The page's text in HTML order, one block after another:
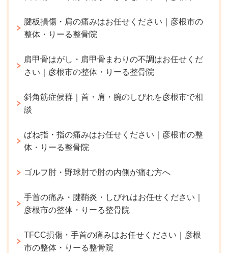
腱板損傷・肩の痛みはお任せください｜彦根市の
整体・りーる整骨院
肩甲骨はがし・肩甲骨まわりの不調はお任せくだ
さい｜彦根市の整体・りーる整骨院
斜角筋症候群｜首・肩・腕のしびれを彦根市で相
談
ばね指・指の痛みはお任せください｜彦根市の整
体・りーる整骨院
ゴルフ肘・野球肘で肘の内側が痛む方へ
手首の痛み・腱鞘炎・しびれはお任せください｜
彦根市の整体・りーる整骨院
TFCC損傷・手首の痛みはお任せください｜彦根
市の整体・りーる整骨院